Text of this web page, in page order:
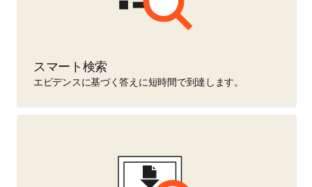
スマート検索
エビデンスに基づく答えに短時間で到達します。